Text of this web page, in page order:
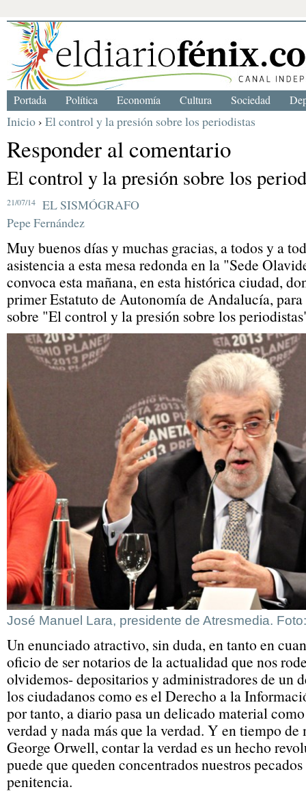
Inicio › El control y la presión sobre los periodistas
Responder al comentario
El control y la presión sobre los
21/07/14
EL SISMÓGRAFO
Pepe Fernández
Muy buenos días y muchas gracias, a todos y a
asistencia a esta mesa redonda en la "Sede
convoca esta mañana, en esta histórica ciudad,
primer Estatuto de Autonomía de Andalucía,
sobre "El control y la presión sobre los
José Manuel Lara, presidente de Atresmedia.
Un enunciado atractivo, sin duda, en tanto en
oficio de ser notarios de la actualidad que nos
olvidemos- depositarios y administradores de un
los ciudadanos como es el Derecho a la
por tanto, a diario pasa un delicado material
verdad y nada más que la verdad. Y en tiempo
George Orwell, contar la verdad es un hecho
puede que queden concentrados nuestros
penitencia.
Portada Política Economía Cultura Sociedad